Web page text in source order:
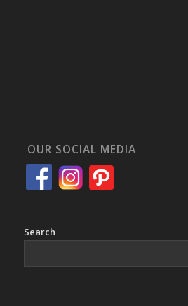
OUR SOCIAL MEDIA
Search